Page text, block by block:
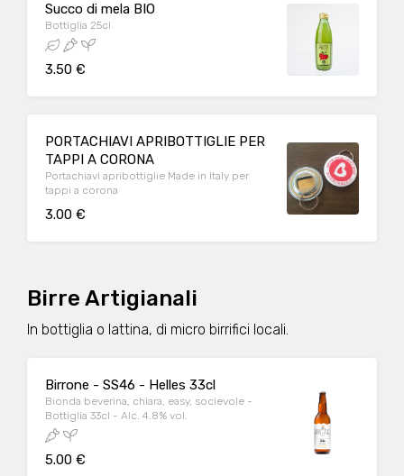
Succo di mela BIO
Bottiglia 25cl
3.50 €
PORTACHIAVI APRIBOTTIGLIE PER
TAPPI A CORONA
Portachiavi apribottiglie Made in Italy per
tappi a corona
3.00 €
Birre Artigianali
In bottiglia o lattina, di micro birrifici locali.
Birrone - SS46 - Helles 33cl
Bionda beverina, chiara, easy, socievole -
Bottiglia 33cl - Alc. 4.8% vol.
5.00 €